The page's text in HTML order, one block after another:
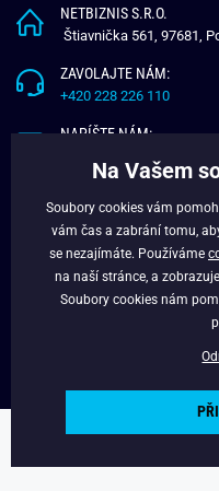
NETBIZNIS S.R.O.
Štiavnička 561, 97681,
ZAVOLAJTE NÁM:
+420 228 226 110
NAPÍŠTE NÁM:
O NÁS
VĚRNOSTNÍ PROGRAM
Copyright © 2024 -
Na Vašem
Soubory cookies vám
vám čas a zabrání tomu,
se nezajímáte. Používáme
na naší stránce, a
Soubory cookies nám